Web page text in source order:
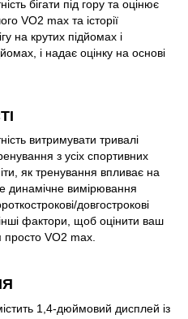
бігати під гору та оцінює
VO2 max та історії
на крутих підйомах і
і надає оцінку на основі
витримувати тривалі
з усіх спортивних
як тренування впливає на
динамічне вимірювання
довгострокові
фактори, щоб оцінити ваш
просто VO2 max.
1,4-дюймовий дисплей із